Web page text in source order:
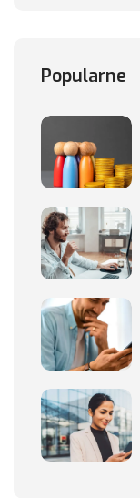
Popularne